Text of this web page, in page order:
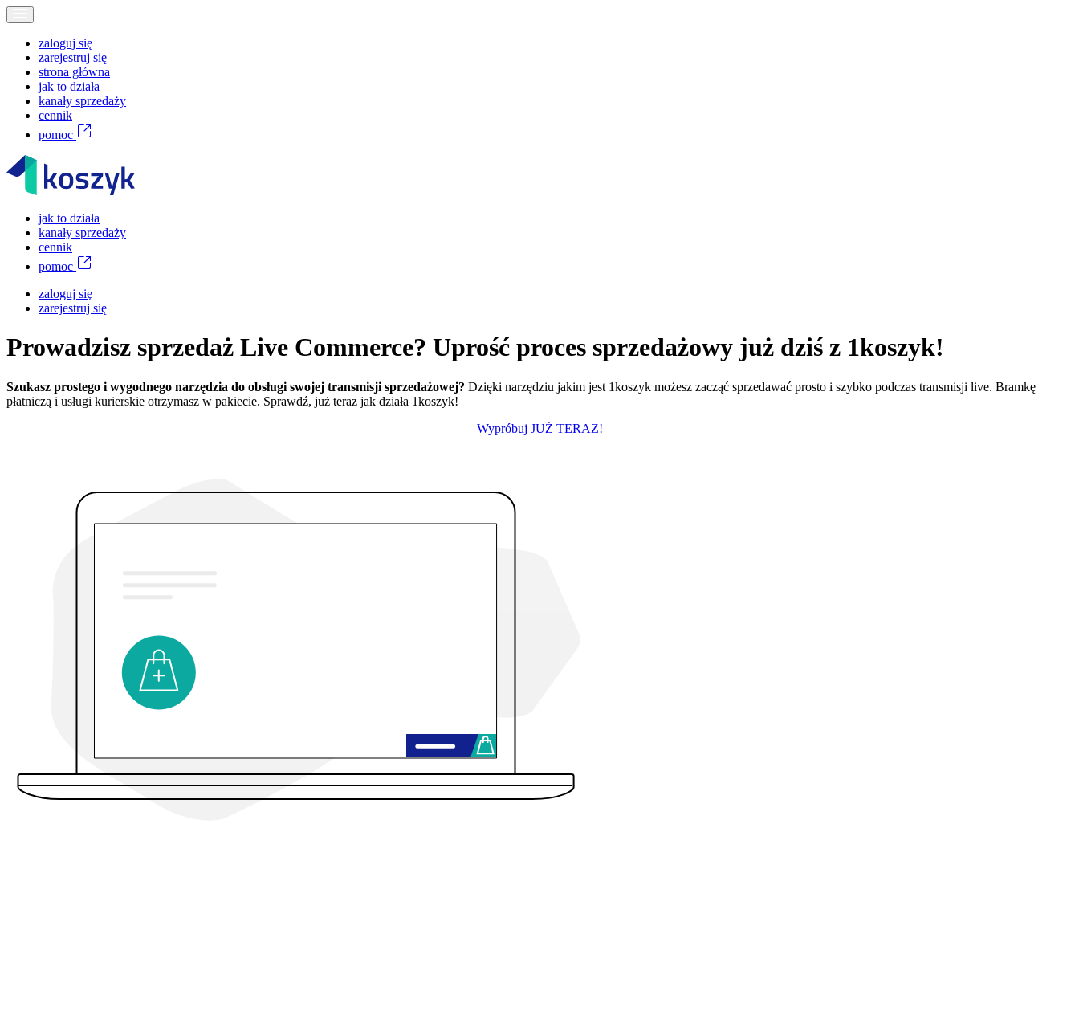
zaloguj się
zarejestruj się
strona główna
jak to działa
kanały sprzedaży
cennik
pomoc
jak to działa
kanały sprzedaży
cennik
pomoc
zaloguj się
zarejestruj się
Prowadzisz sprzedaż Live Commerce? Uprość proces sprzedażowy już dziś z 1koszyk!
Szukasz prostego i wygodnego narzędzia do obsługi swojej transmisji sprzedażowej? Dzięki narzędziu jakim jest 1koszyk możesz zacząć sprzedawać prosto i szybko podczas transmisji live. Bramkę
płatniczą i usługi kurierskie otrzymasz w pakiecie. Sprawdź, już teraz jak działa 1koszyk!
Wypróbuj JUŻ TERAZ!